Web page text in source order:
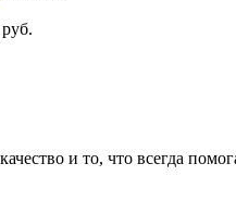
и то, что всегда